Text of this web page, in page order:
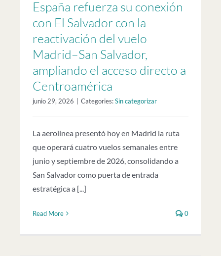
España refuerza su conexión
con El Salvador con la
reactivación del vuelo
Madrid–San Salvador,
ampliando el acceso directo a
Centroamérica
junio 29, 2026 Categories:Sin categorizar
La aerolínea presentó hoy en Madrid la ruta
que operará cuatro vuelos semanales entre
junio y septiembre de 2026, consolidando a
San Salvador como puerta de entrada
estratégica a [...]
Read More 0